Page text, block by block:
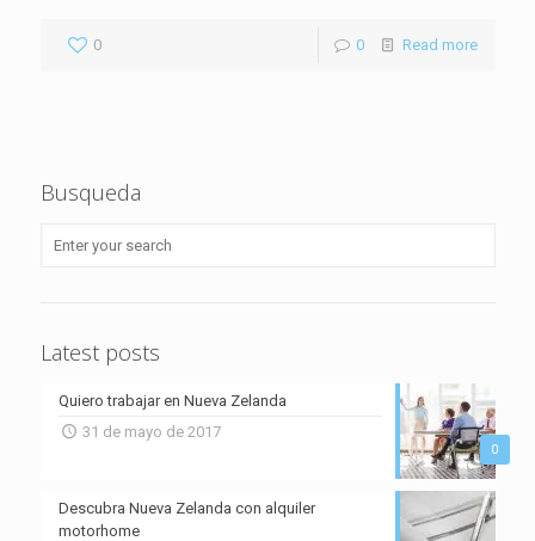
0 0 Read more
Busqueda
Latest posts
0
Quiero trabajar en Nueva Zelanda
31 de mayo de 2017
Descubra Nueva Zelanda con alquiler
motorhome